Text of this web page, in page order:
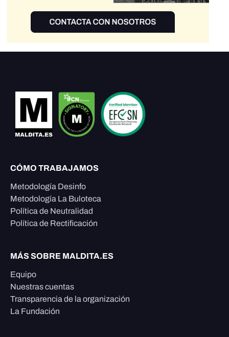
CÓMO TRABAJAMOS
Metodología Desinfo
Metodología La Buloteca
Política de Neutralidad
Política de Rectificación
MÁS SOBRE MALDITA.ES
Equipo
Nuestras cuentas
Transparencia de la organización
La Fundación